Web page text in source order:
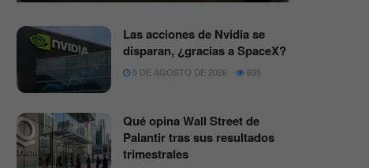
Las acciones de Nvidia se
disparan, ¿gracias a SpaceX?
5 DE AGOSTO DE 2026 635
Qué opina Wall Street de
Palantir tras sus resultados
trimestrales